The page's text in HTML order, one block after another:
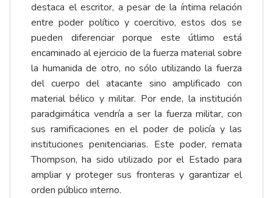
destaca el escritor, a pesar de la íntima relación
entre poder político y coercitivo, estos dos se
pueden diferenciar porque este útlimo está
encaminado al ejercicio de la fuerza material sobre
la humanida de otro, no sólo utilizando la fuerza
del cuerpo del atacante sino amplificado con
material bélico y militar. Por ende, la institución
paradgimática vendría a ser la fuerza militar, con
sus ramificaciones en el poder de policía y las
instituciones penitenciarias. Este poder, remata
Thompson, ha sido utilizado por el Estado para
ampliar y proteger sus fronteras y garantizar el
orden público interno.